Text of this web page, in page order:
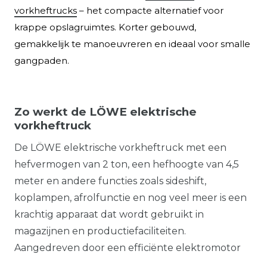
vorkheftrucks – het compacte alternatief voor
krappe opslagruimtes. Korter gebouwd,
gemakkelijk te manoeuvreren en ideaal voor smalle
gangpaden.
Zo werkt de LÖWE elektrische
vorkheftruck
De LÖWE elektrische vorkheftruck met een
hefvermogen van 2 ton, een hefhoogte van 4,5
meter en andere functies zoals sideshift,
koplampen, afrolfunctie en nog veel meer is een
krachtig apparaat dat wordt gebruikt in
magazijnen en productiefaciliteiten.
Aangedreven door een efficiënte elektromotor